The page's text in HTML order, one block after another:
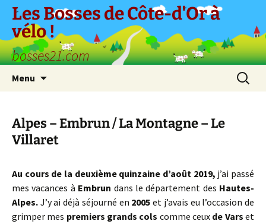
Aller
contenu
Les Bosses de Côte-d'Or à
vélo !
bosses21.com
Menu
Alpes – Embrun / La Montagne – Le
Villaret
Au cours de la deuxième quinzaine d’août 2019, j’ai passé
mes vacances à Embrun dans le département des Hautes-
Alpes. J’y ai déjà séjourné en 2005 et j’avais eu l’occasion de
grimper mes premiers grands cols comme ceux de Vars et